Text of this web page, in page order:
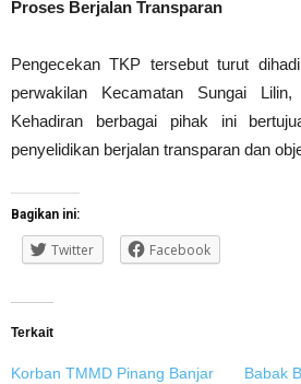
Proses Berjalan Transparan
Pengecekan TKP tersebut turut
perwakilan Kecamatan Sungai
Kehadiran berbagai pihak ini
penyelidikan berjalan transparan dan
Bagikan ini:
Twitter Facebook
Terkait
Korban TMMD Pinang Banjar
Babak